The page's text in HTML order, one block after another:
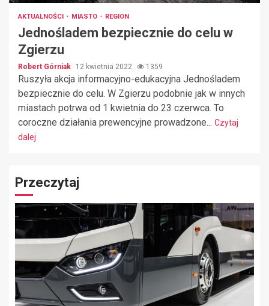
AKTUALNOŚCI MIASTO REGION
Jednośladem bezpiecznie do celu w
Zgierzu
Robert Górniak 12 kwietnia 2022 1359
Ruszyła akcja informacyjno-edukacyjna Jednośladem
bezpiecznie do celu. W Zgierzu podobnie jak w innych
miastach potrwa od 1 kwietnia do 23 czerwca. To
coroczne działania prewencyjne prowadzone... Czytaj
dalej
Przeczytaj